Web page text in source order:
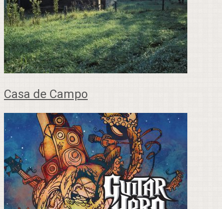
Casa de Campo